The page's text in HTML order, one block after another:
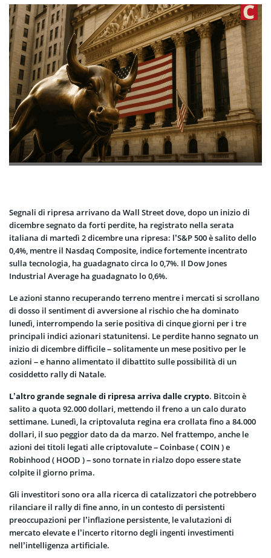
Segnali di ripresa arrivano da Wall Street dove, dopo un inizio di
dicembre segnato da forti perdite, ha registrato nella serata
italiana di martedì 2 dicembre una ripresa: l’S&P 500 è salito dello
0,4%, mentre il Nasdaq Composite, indice fortemente incentrato
sulla tecnologia, ha guadagnato circa lo 0,7%. Il Dow Jones
Industrial Average ha guadagnato lo 0,6%.
Le azioni stanno recuperando terreno mentre i mercati si scrollano
di dosso il sentiment di avversione al rischio che ha dominato
lunedì, interrompendo la serie positiva di cinque giorni per i tre
principali indici azionari statunitensi. Le perdite hanno segnato un
inizio di dicembre difficile – solitamente un mese positivo per le
azioni – e hanno alimentato il dibattito sulle possibilità di un
cosiddetto rally di Natale.
L’altro grande segnale di ripresa arriva dalle crypto. Bitcoin è
salito a quota 92.000 dollari, mettendo il freno a un calo durato
settimane. Lunedì, la criptovaluta regina era crollata fino a 84.000
dollari, il suo peggior dato da da marzo. Nel frattempo, anche le
azioni dei titoli legati alle criptovalute – Coinbase ( COIN ) e
Robinhood ( HOOD ) – sono tornate in rialzo dopo essere state
colpite il giorno prima.
Gli investitori sono ora alla ricerca di catalizzatori che potrebbero
rilanciare il rally di fine anno, in un contesto di persistenti
preoccupazioni per l’inflazione persistente, le valutazioni di
mercato elevate e l’incerto ritorno degli ingenti investimenti
nell’intelligenza artificiale.